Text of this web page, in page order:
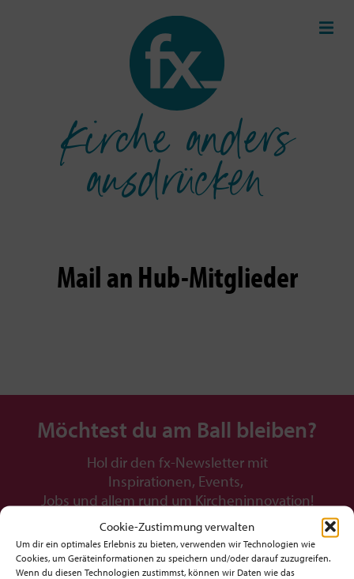
Cookie-Zustimmung verwalten
Um dir ein optimales Erlebnis zu bieten, verwenden wir Technologien wie
Cookies, um Geräteinformationen zu speichern und/oder darauf zuzugreifen.
Wenn du diesen Technologien zustimmst, können wir Daten wie das
Kirche anders
ausdrücken
Mail an Hub-Mitglieder
Möchtest du am Ball bleiben?
Hol dir den fx-Newsletter mit
Inspirationen, Events,
Jobs und allem rund um Kircheninnovation!